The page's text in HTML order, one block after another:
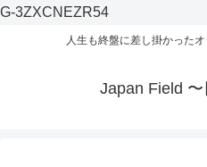
G-3ZXCNEZR54
人生も終盤に差し掛かった
Japan Field